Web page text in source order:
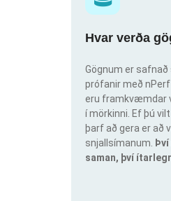
Hvar verða
Gögnum er
prófanir með
eru framkvæmdar
í mörkinni. Ef þú
þarf að gera er að
snjallsímanum.
saman, því